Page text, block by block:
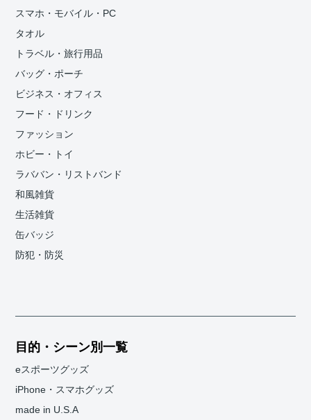
スマホ・モバイル・PC
タオル
トラベル・旅行用品
バッグ・ポーチ
ビジネス・オフィス
フード・ドリンク
ファッション
ホビー・トイ
ラババン・リストバンド
和風雑貨
生活雑貨
缶バッジ
防犯・防災
目的・シーン別一覧
eスポーツグッズ
iPhone・スマホグッズ
made in U.S.A